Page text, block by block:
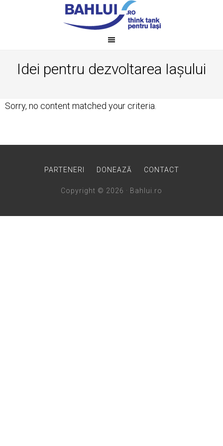
Idei pentru dezvoltarea Iașului
Sorry, no content matched your criteria.
PARTENERI DONEAZĂ CONTACT
Copyright © 2026 · Bahlui.ro